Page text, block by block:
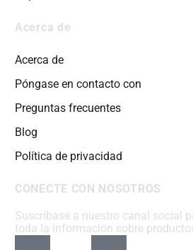
Acerca de
Acerca de
Póngase en contacto con
Preguntas frecuentes
Blog
Política de privacidad
CONECTE CON NOSOTROS
Suscríbase a nuestro canal social
toda la información sobre